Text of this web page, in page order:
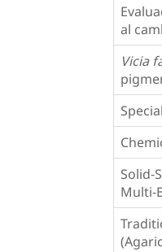
al
Vicia
Solid-
Multi-